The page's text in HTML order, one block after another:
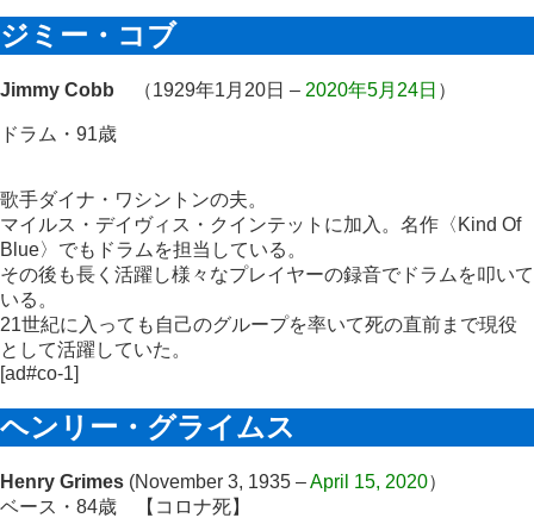
ジミー・コブ
Jimmy Cobb （1929年1月20日 – 2020年5月24日 ）
ドラム・91歳
歌手ダイナ・ワシントンの夫。
マイルス・デイヴィス・クインテットに加入。名作〈Kind Of
Blue〉でもドラムを担当している。
その後も長く活躍し様々なプレイヤーの録音でドラムを叩いて
いる。
21世紀に入っても自己のグループを率いて死の直前まで現役
として活躍していた。
[ad#co-1]
ヘンリー・グライムス
Henry Grimes (November 3, 1935 –April 15, 2020）
ベース・84歳
【コロナ死】